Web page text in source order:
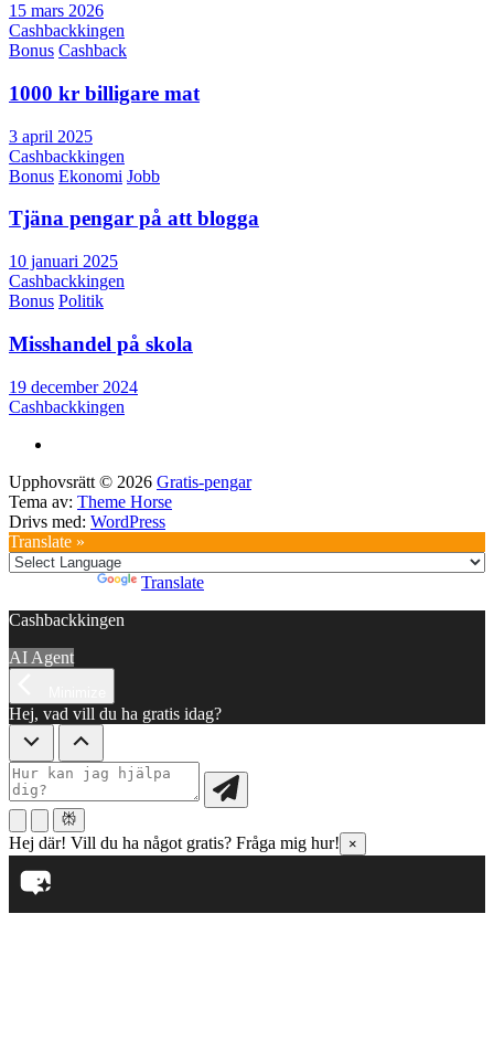
15 mars 2026
Cashbackkingen
Bonus Cashback
1000 kr billigare mat
3 april 2025
Cashbackkingen
Bonus Ekonomi Jobb
Tjäna pengar på att blogga
10 januari 2025
Cashbackkingen
Bonus Politik
Misshandel på skola
19 december 2024
Cashbackkingen
Upphovsrätt © 2026 Gratis-pengar
Tema av: Theme Horse
Drivs med: WordPress
Translate »
Translate
Cashbackkingen
AI Agent
Hej, vad vill du ha gratis idag?
Hej där! Vill du ha något gratis? Fråga mig hur! ×